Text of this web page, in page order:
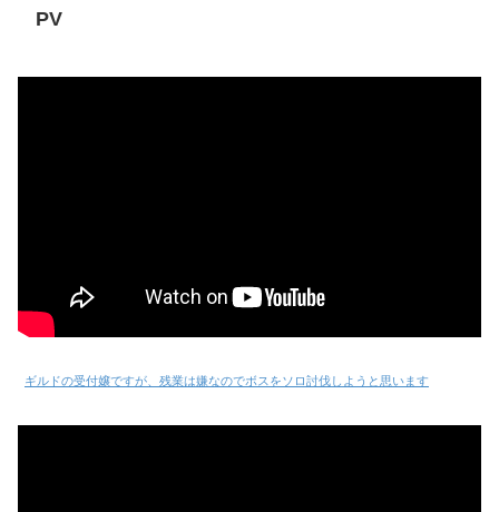
PV
ギルドの受付嬢ですが、残業は嫌なのでボスをソロ討伐しようと思います